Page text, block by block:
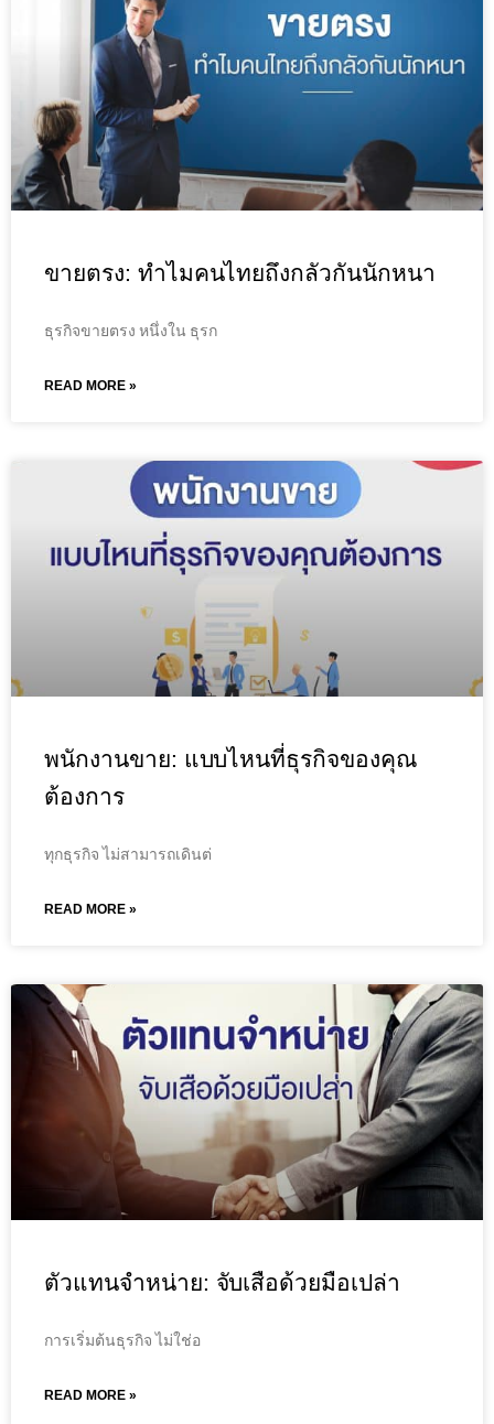
ขายตรง: ทำไมคนไทยถึงกลัวกันนักหนา
ธุรกิจขายตรง หนึ่งใน ธุรก
READ MORE »
พนักงานขาย: แบบไหนที่ธุรกิจของคุณ
ต้องการ
ทุกธุรกิจ ไม่สามารถเดินต่
READ MORE »
ตัวแทนจำหน่าย: จับเสือด้วยมือเปล่า
การเริ่มต้นธุรกิจ ไม่ใช่อ
READ MORE »